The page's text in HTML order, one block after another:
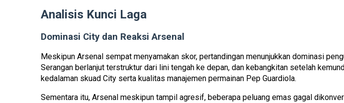
Analisis Kunci Laga
Dominasi City dan Reaksi Arsenal
Meskipun Arsenal sempat menyamakan skor, pertandingan menunjukkan dominasi
Serangan berlanjut terstruktur dari lini tengah ke depan, dan kebangkitan setelah
kedalaman skuad City serta kualitas manajemen permainan Pep Guardiola.
Sementara itu, Arsenal meskipun tampil agresif, beberapa peluang emas gagal